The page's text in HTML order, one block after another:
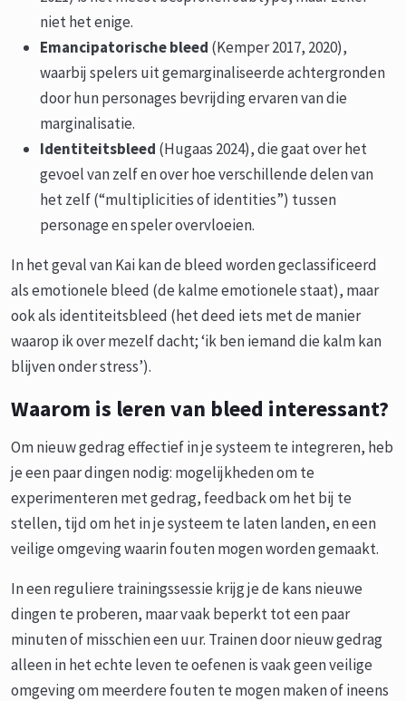
niet het enige.
Emancipatorische bleed (Kemper 2017, 2020),
waarbij spelers uit gemarginaliseerde achtergronden
door hun personages bevrijding ervaren van die
marginalisatie.
Identiteitsbleed (Hugaas 2024), die gaat over het
gevoel van zelf en over hoe verschillende delen van
het zelf (“multiplicities of identities”) tussen
personage en speler overvloeien.
In het geval van Kai kan de bleed worden geclassificeerd
als emotionele bleed (de kalme emotionele staat), maar
ook als identiteitsbleed (het deed iets met de manier
waarop ik over mezelf dacht; ‘ik ben iemand die kalm kan
blijven onder stress’).
Waarom is leren van bleed interessant?
Om nieuw gedrag effectief in je systeem te integreren, heb
je een paar dingen nodig: mogelijkheden om te
experimenteren met gedrag, feedback om het bij te
stellen, tijd om het in je systeem te laten landen, en een
veilige omgeving waarin fouten mogen worden gemaakt.
In een reguliere trainingssessie krijg je de kans nieuwe
dingen te proberen, maar vaak beperkt tot een paar
minuten of misschien een uur. Trainen door nieuw gedrag
alleen in het echte leven te oefenen is vaak geen veilige
omgeving om meerdere fouten te mogen maken of ineens